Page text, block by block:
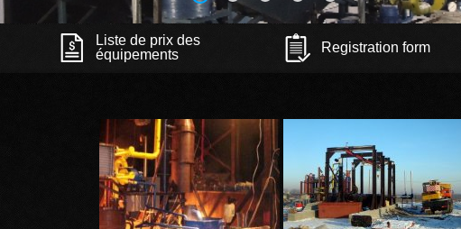
traitement de résidus
Mini Oil Refinery GRIZOX-50
printed circuit boards
Recycling and utilization of
plastic wastes
Liste de prix des
équipements
Registration form